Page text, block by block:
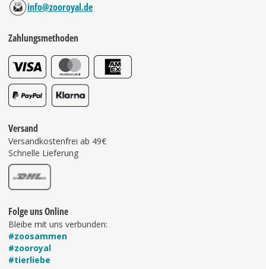
info@zooroyal.de
Zahlungsmethoden
Versand
Versandkostenfrei ab 49€
Schnelle Lieferung
Folge uns Online
Bleibe mit uns verbunden:
#zoosammen
#zooroyal
#tierliebe